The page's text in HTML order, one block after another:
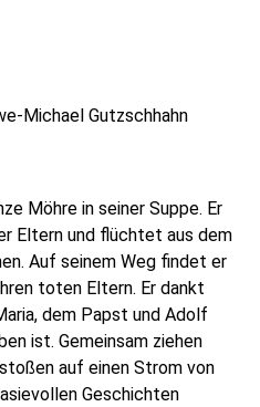
Michael Gutzschhahn
Möhre in seiner Suppe. Er
Eltern und flüchtet aus dem
Auf seinem Weg findet er
toten Eltern. Er dankt
dem Papst und Adolf
ist. Gemeinsam ziehen
auf einen Strom von
Geschichten